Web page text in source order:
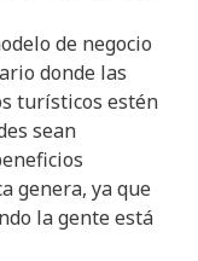
de negocio
donde las
turísticos estén
sean
genera, ya que
la gente está